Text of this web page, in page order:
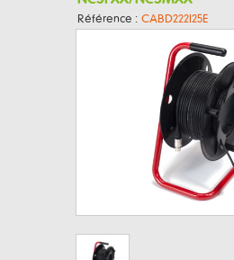
Référence : CABD222I25E